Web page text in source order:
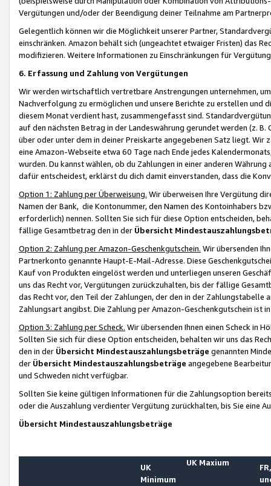
Vergütungen und/oder der Beendigung deiner Teilnahme am
Gelegentlich können wir die Möglichkeit unserer Partner,
einschränken. Amazon behält sich (ungeachtet etwaiger Fristen) das
modifizieren. Weitere Informationen zu Einschränkungen für
6. Erfassung und Zahlung von Vergütungen
Wir werden wirtschaftlich vertretbare Anstrengungen unternehmen,
Nachverfolgung zu ermöglichen und unsere Berichte zu erstellen und
diesem Monat verdient hast, zusammengefasst sind.
auf den nächsten Betrag in der Landeswährung gerundet werden (z.
über oder unter dem in deiner Preiskarte angegebenen Satz liegt.
eine Amazon-Webseite etwa 60 Tage nach Ende jedes
wurden. Du kannst wählen, ob du Zahlungen in einer anderen
dafür entscheidest, erklärst du dich damit einverstanden, dass die
Option 1: Zahlung per Überweisung. Wir überweisen Ihre Vergütung
Namen der Bank, die Kontonummer, den Namen des Kontoinhabers
erforderlich) nennen. Sollten Sie sich für diese Option entscheiden,
fällige Gesamtbetrag den in der Übersicht
Option 2: Zahlung per Amazon-Geschenkgutschein. Wir übersenden
Partnerkonto genannte Haupt-E-Mail-Adresse. Diese
Kauf von Produkten eingelöst werden und unterliegen unseren
uns das Recht vor, Vergütungen zurückzuhalten, bis der fällige
das Recht vor, den Teil der Zahlungen, der den in der
Zahlungsart angibst. Die Zahlung per Amazon-Geschenkgutschein ist
Option 3: Zahlung per Scheck. Wir übersenden Ihnen einen Scheck in
Sollten Sie sich für diese Option entscheiden, behalten wir uns das
den in der Übersicht Mindestauszahlungsbeträge genannten
der Übersicht Mindestauszahlungsbeträge angegebene
und Schweden nicht verfügbar.
Sollten Sie keine gültigen Informationen für die Zahlungsoption
oder die Auszahlung verdienter Vergütung zurückhalten, bis Sie
Übersicht Mindestauszahlungsbeträge
UK
Minimum
UK Maxium